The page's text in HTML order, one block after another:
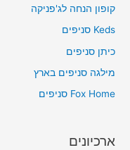
r
:
קופון הנחה לג'פניקה
Keds סניפים
כיתן סניפים
מילגה סניפים בארץ
Fox Home סניפים
ארכיונים